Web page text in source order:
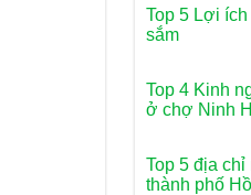
Top 5 Lợi
sắm
Top 4 Kinh
ở chợ Ninh
Top 5 địa chỉ
thành phố